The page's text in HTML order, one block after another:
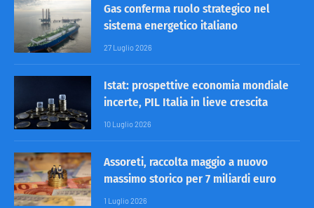
Gas conferma ruolo strategico nel
sistema energetico italiano
27 Luglio 2026
Istat: prospettive economia mondiale
incerte, PIL Italia in lieve crescita
10 Luglio 2026
Assoreti, raccolta maggio a nuovo
massimo storico per 7 miliardi euro
1 Luglio 2026